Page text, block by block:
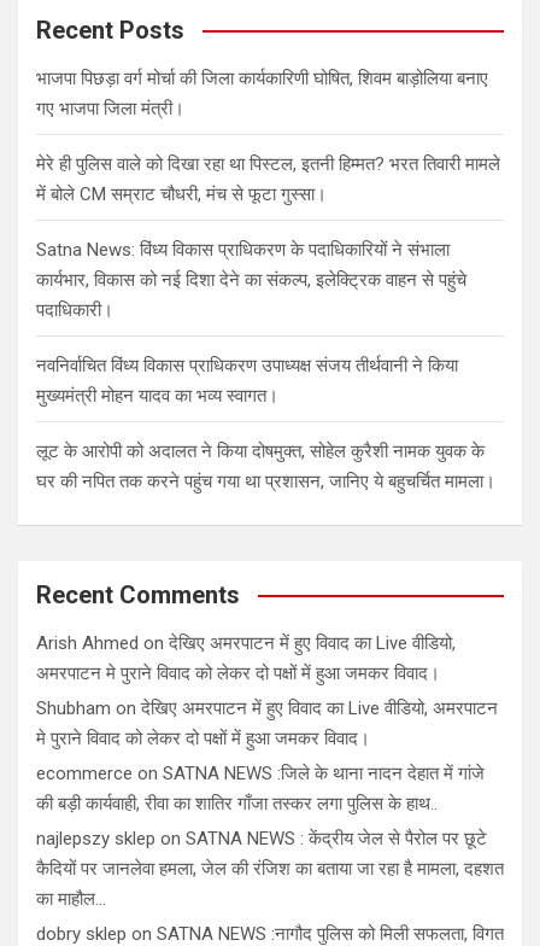
c
Recent Posts
भाजपा पिछड़ा वर्ग मोर्चा की जिला कार्यकारिणी घोषित, शिवम बाड़ोलिया बनाए
गए भाजपा जिला मंत्री।
मेरे ही पुलिस वाले को दिखा रहा था पिस्टल, इतनी हिम्मत? भरत तिवारी मामले
में बोले CM सम्राट चौधरी, मंच से फूटा गुस्सा।
Satna News: विंध्य विकास प्राधिकरण के पदाधिकारियों ने संभाला
कार्यभार, विकास को नई दिशा देने का संकल्प, इलेक्ट्रिक वाहन से पहुंचे
पदाधिकारी।
नवनिर्वाचित विंध्य विकास प्राधिकरण उपाध्यक्ष संजय तीर्थवानी ने किया
मुख्यमंत्री मोहन यादव का भव्य स्वागत।
लूट के आरोपी को अदालत ने किया दोषमुक्त, सोहेल कुरैशी नामक युवक के
घर की नपित तक करने पहुंच गया था प्रशासन, जानिए ये बहुचर्चित मामला।
Recent Comments
Arish Ahmed onदेखिए अमरपाटन में हुए विवाद का Live वीडियो,
अमरपाटन मे पुराने विवाद को लेकर दो पक्षों में हुआ जमकर विवाद।
Shubham onदेखिए अमरपाटन में हुए विवाद का Live वीडियो, अमरपाटन
मे पुराने विवाद को लेकर दो पक्षों में हुआ जमकर विवाद।
ecommerce on SATNA NEWS :जिले के थाना नादन देहात में गांजे
की बड़ी कार्यवाही, रीवा का शातिर गाँजा तस्कर लगा पुलिस के हाथ..
najlepszy sklep on SATNA NEWS : केंद्रीय जेल से पैरोल पर छूटे
कैदियों पर जानलेवा हमला, जेल की रंजिश का बताया जा रहा है मामला, दहशत
का माहौल…
dobry sklep on SATNA NEWS :नागौद पुलिस को मिली सफलता, विगत